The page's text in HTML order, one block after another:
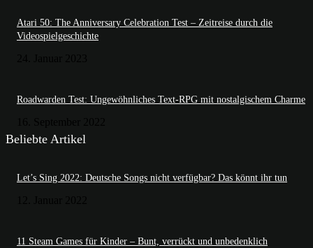
Atari 50: The Anniversary Celebration Test – Zeitreise durch die
Videospielgeschichte
Roadwarden Test: Ungewöhnliches Text-RPG mit nostalgischem Charme
Beliebte Artikel
Let’s Sing 2022: Deutsche Songs nicht verfügbar? Das könnt ihr tun
11 Steam Games für Kinder – Bunt, verrückt und unbedenklich